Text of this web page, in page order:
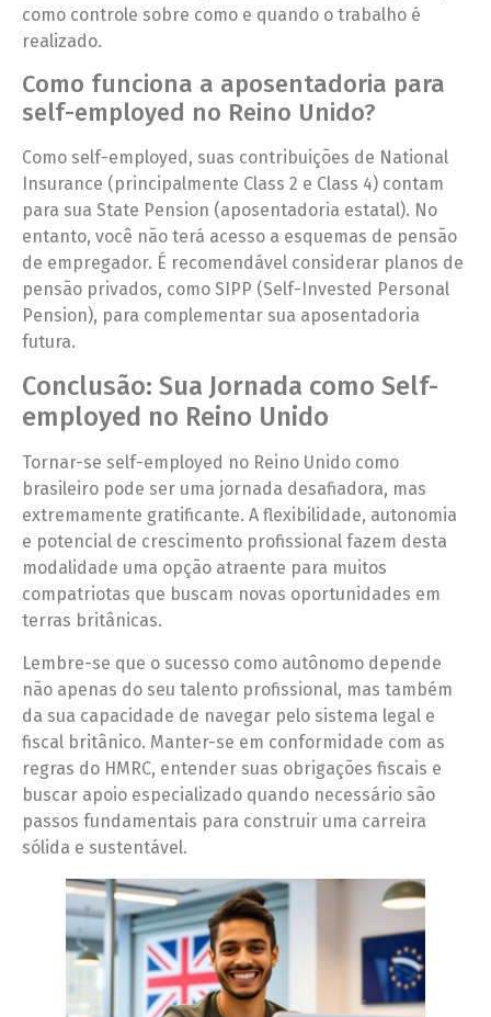
como controle sobre como e quando o trabalho é
realizado.
Como funciona a aposentadoria para
self-employed no Reino Unido?
Como self-employed, suas contribuições de National
Insurance (principalmente Class 2 e Class 4) contam
para sua State Pension (aposentadoria estatal). No
entanto, você não terá acesso a esquemas de pensão
de empregador. É recomendável considerar planos de
pensão privados, como SIPP (Self-Invested Personal
Pension), para complementar sua aposentadoria
futura.
Conclusão: Sua Jornada como Self-
employed no Reino Unido
Tornar-se self-employed no Reino Unido como
brasileiro pode ser uma jornada desafiadora, mas
extremamente gratificante. A flexibilidade, autonomia
e potencial de crescimento profissional fazem desta
modalidade uma opção atraente para muitos
compatriotas que buscam novas oportunidades em
terras britânicas.
Lembre-se que o sucesso como autônomo depende
não apenas do seu talento profissional, mas também
da sua capacidade de navegar pelo sistema legal e
fiscal britânico. Manter-se em conformidade com as
regras do HMRC, entender suas obrigações fiscais e
buscar apoio especializado quando necessário são
passos fundamentais para construir uma carreira
sólida e sustentável.